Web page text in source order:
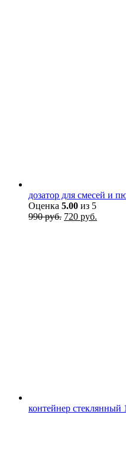
дозатор для смесей и
Оценка 5.00 из 5
990руб. Первоначальная
720 руб.
контейнер стеклянный